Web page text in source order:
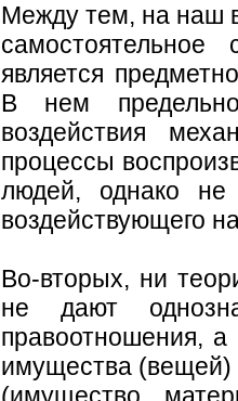
Между тем, на наш
является
В нем
воздействия
процессы
людей, однако не
воздействующего
Во-вторых, ни
не дают
правоотношения,
имущества (вещей)